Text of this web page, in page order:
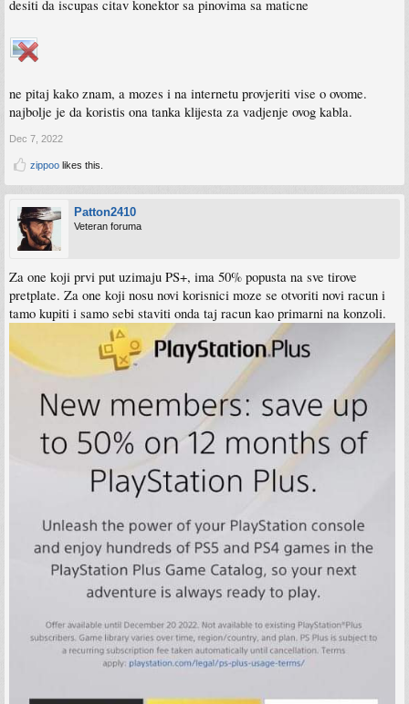
desiti da iscupas citav konektor sa pinovima sa maticne
ne pitaj kako znam, a mozes i na internetu provjeriti vise o ovome.
najbolje je da koristis ona tanka klijesta za vadjenje ovog kabla.
Dec 7, 2022
zippoo likes this.
Patton2410
Veteran foruma
Za one koji prvi put uzimaju PS+, ima 50% popusta na sve tirove
pretplate. Za one koji nosu novi korisnici moze se otvoriti novi racun i
tamo kupiti i samo sebi staviti onda taj racun kao primarni na konzoli.